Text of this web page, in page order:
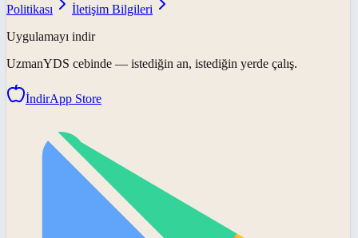
Politikası
İletişim Bilgileri
Uygulamayı indir
UzmanYDS cebinde — istediğin an, istediğin yerde çalış.
İndirApp Store